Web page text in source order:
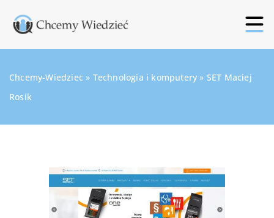
Chcemy-Wiedziec » Technologia i komputery » SET Maciej
Rosik